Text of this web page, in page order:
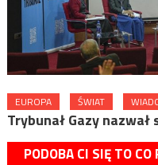
EUROPA ŚWIAT
Trybunał Gazy
PODOBA CI SIĘ TO